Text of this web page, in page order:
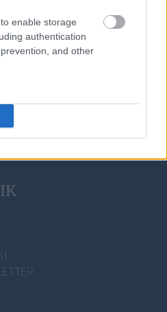
enable storage
authentication
and other